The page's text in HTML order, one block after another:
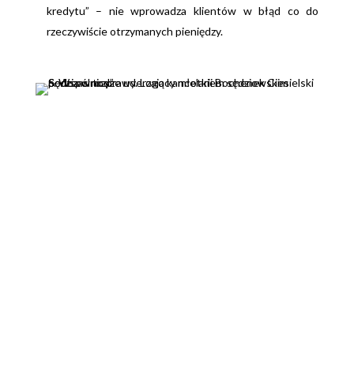
kredytu” – nie wprowadza klientów w błąd co do
rzeczywiście otrzymanych pieniędzy.